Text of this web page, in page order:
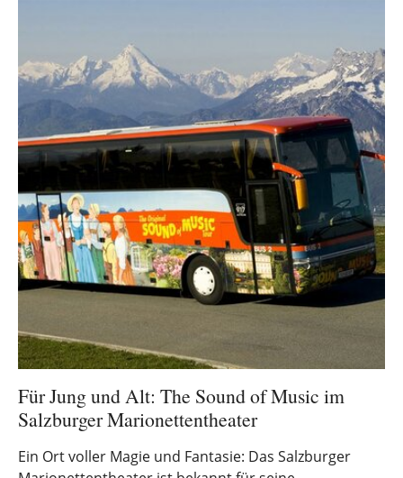
Für Jung und Alt: The Sound of Music im
Salzburger Marionettentheater
Ein Ort voller Magie und Fantasie: Das Salzburger